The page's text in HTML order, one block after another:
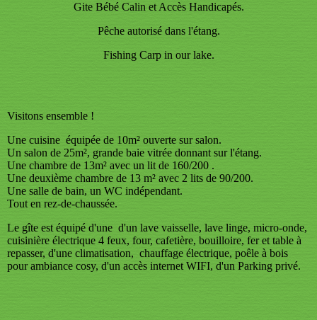
Gite Bébé Calin et Accès Handicapés.
Pêche autorisé dans l'étang.
Fishing Carp in our lake.
Visitons ensemble !
Une cuisine équipée de 10m² ouverte sur salon.
Un salon de 25m², grande baie vitrée donnant sur l'étang.
Une chambre de 13m² avec un lit de 160/200 .
Une deuxième chambre de 13 m² avec 2 lits de 90/200.
Une salle de bain, un WC indépendant.
Tout en rez-de-chaussée.
Le gîte est équipé d'une d'un lave vaisselle, lave linge, micro-onde,
cuisinière électrique 4 feux, four, cafetière, bouilloire, fer et table à
repasser, d'une climatisation, chauffage électrique, poêle à bois
pour ambiance cosy, d'un accès internet WIFI, d'un Parking privé.